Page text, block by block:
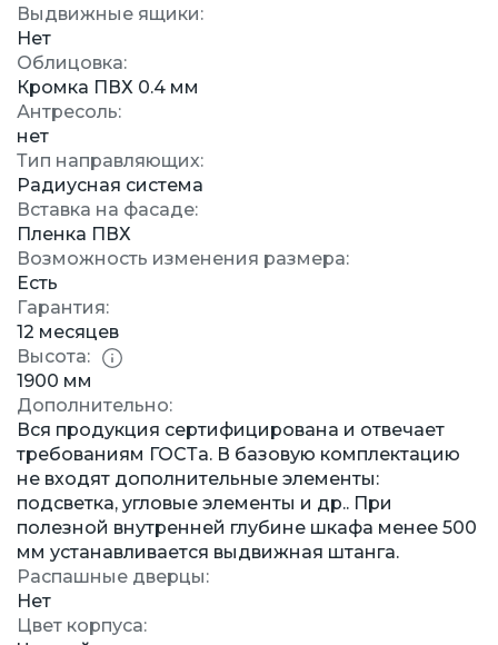
Выдвижные ящики:
Нет
Облицовка:
Кромка ПВХ 0.4 мм
Антресоль:
нет
Тип направляющих:
Радиусная система
Вставка на фасаде:
Пленка ПВХ
Возможность изменения размера:
Есть
Гарантия:
12 месяцев
Высота:
1900 мм
Дополнительно:
Вся продукция сертифицирована и отвечает
требованиям ГОСТа. В базовую комплектацию
не входят дополнительные элементы:
подсветка, угловые элементы и др.. При
полезной внутренней глубине шкафа менее 500
мм устанавливается выдвижная штанга.
Распашные дверцы:
Нет
Цвет корпуса: